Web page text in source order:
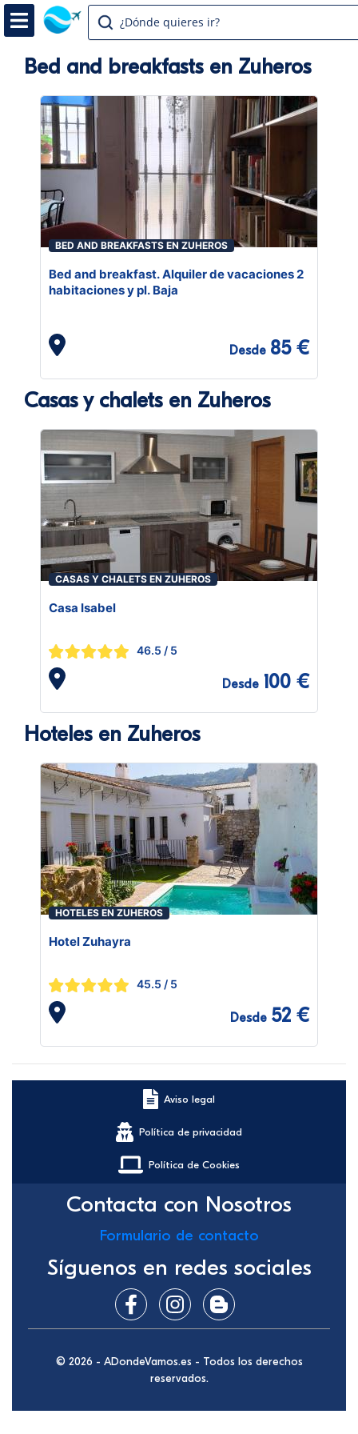
¿Dónde quieres ir?
Bed and breakfasts en Zuheros
BED AND BREAKFASTS EN ZUHEROS
Bed and breakfast. Alquiler de vacaciones 2
habitaciones y pl. Baja
Desde 85 €
Casas y chalets en Zuheros
CASAS Y CHALETS EN ZUHEROS
Casa Isabel
46.5 / 5
Desde 100 €
Hoteles en Zuheros
HOTELES EN ZUHEROS
Hotel Zuhayra
45.5 / 5
Desde 52 €
Aviso legal
Política de privacidad
Política de Cookies
Contacta con Nosotros
Formulario de contacto
Síguenos en redes sociales
© 2026 - ADondeVamos.es - Todos los derechos
reservados.